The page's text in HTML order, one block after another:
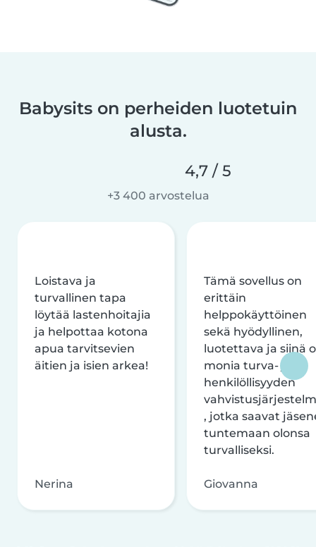
Babysits on perheiden luotetuin
alusta.
4,7 / 5
+3 400 arvostelua
Loistava ja
turvallinen tapa
löytää lastenhoitajia
ja helpottaa kotona
apua tarvitsevien
äitien ja isien arkea!
Nerina
Tämä sovellus on
erittäin
helppokäyttöinen
sekä hyödyllinen,
luotettava ja siinä
monia turva- ja
henkilöllisyyden
, jotka saavat
tuntemaan olonsa
turvalliseksi.
Giovanna